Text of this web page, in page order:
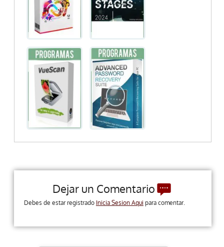
Dejar un Comentario
Debes de estar registrado Inicia Sesion Aqui para comentar.